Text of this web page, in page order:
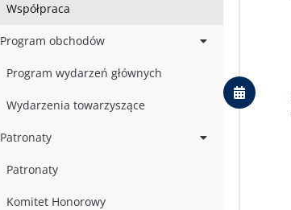
Współpraca
Program obchodów
Program wydarzeń głównych
Wydarzenia towarzyszące
Patronaty
Patronaty
Komitet Honorowy